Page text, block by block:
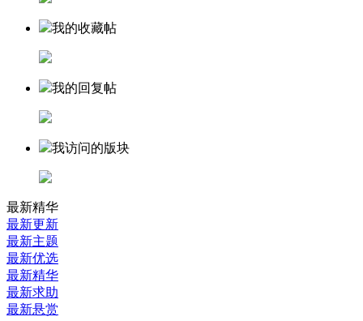
我的收藏帖
我的回复帖
我访问的版块
最新精华
最新更新
最新主题
最新优选
最新精华
最新求助
最新悬赏